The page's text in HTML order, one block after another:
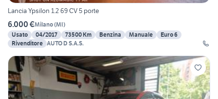
Lancia Ypsilon 1.2 69 CV 5 porte
6.000 €Milano(MI)
Usato
04/2017 73500 Km Benzina Manuale
Euro 6
Rivenditore AUTO D S.A.S.